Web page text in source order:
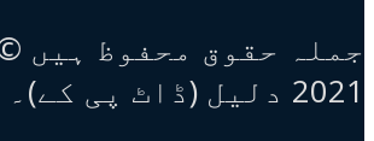
2021 دلیل (ڈاٹ پی کے)۔